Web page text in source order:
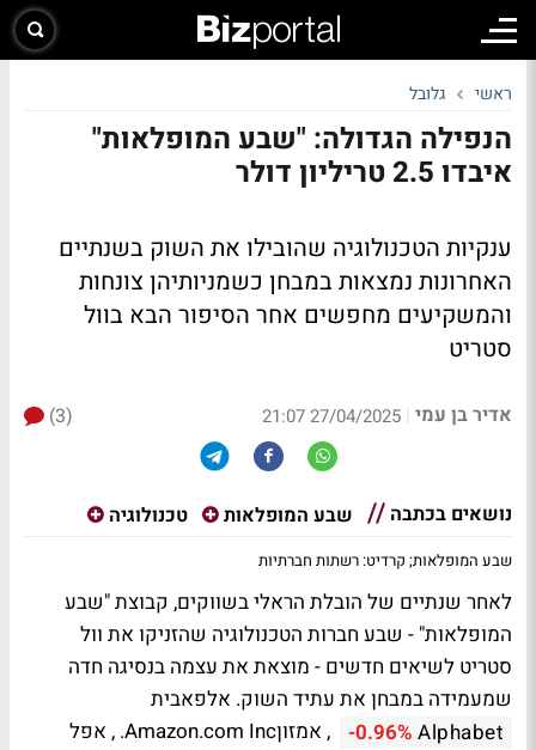
ראשי גלובל
הנפילה הגדולה: "שבע המופלאות"
איבדו 2.5 טריליון דולר
ענקיות הטכנולוגיה שהובילו את השוק בשנתיים
האחרונות נמצאות במבחן כשמניותיהן צונחות
והמשקיעים מחפשים אחר הסיפור הבא בוול
סטריט
אדיר בן עמי |
27/04/2025 21:07
(3)
נושאים בכתבה שבע המופלאות טכנולוגיה
שבע המופלאות; קרדיט: רשתות חברתיות
לאחר שנתיים של הובלת הראלי בשווקים, קבוצת "שבע
המופלאות" - שבע חברות הטכנולוגיה שהזניקו את וול
סטריט לשיאים חדשים - מוצאת את עצמה בנסיגה חדה
שמעמידה במבחן את עתיד השוק. אלפאבית
Alphabet
-0.96% , אמזוןAmazon.com Inc. , אפל